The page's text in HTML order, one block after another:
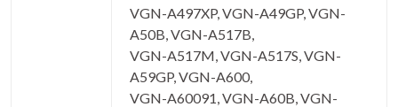
VGN-A497XP, VGN-A49GP, VGN-
A50B, VGN-A517B,
VGN-A517M, VGN-A517S, VGN-
A59GP, VGN-A600,
VGN-A60091, VGN-A60B, VGN-